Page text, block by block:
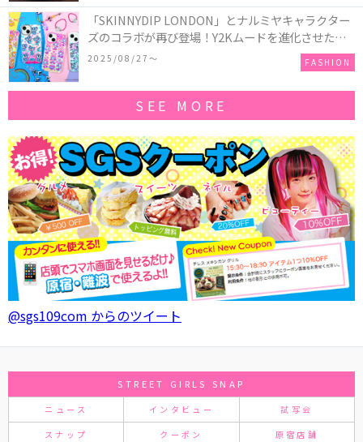
「SKINNYDIP LONDON」とナルミヤキャラクター
ズのコラボが再び登場！Y2Kムードを進化させた新
作コレクションを発売♪
2025/08/27〜 FASHION
SEE MORE
@sgs109com からのツイート
STREET GIRLS SNAP
ニュース インタビュー 試写会
スナップ クーポン 原宿店舗